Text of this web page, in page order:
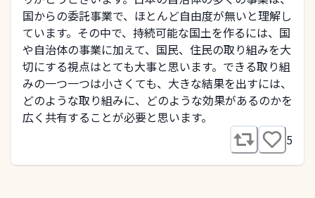
国からの委託事業で、ほとんど自由度が無いと理解し
ています。その中で、持続可能な国土を作るには、国
や自治体の事業に加えて、国民、住民の取り組みを大
切にする視点はとても大事と思います。できる取り組
みの一つ一つは小さくても、大きな結果を出すには、
どのような取り組みに、どのような効果があるのかを
広く共有することが必要と思います。
5